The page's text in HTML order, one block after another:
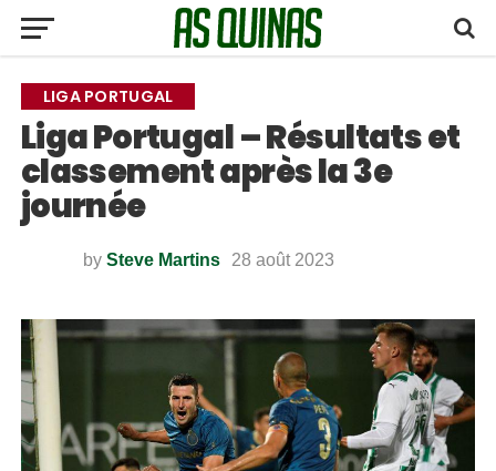
LIGA PORTUGAL
Liga Portugal – Résultats et
classement après la 3e
journée
by Steve Martins 28 août 2023